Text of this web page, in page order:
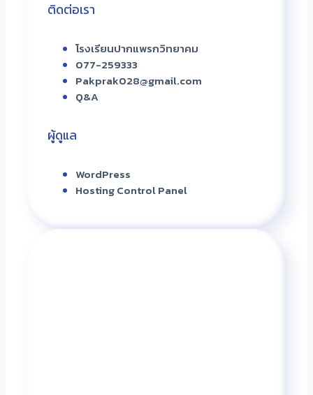
ติดต่อเรา
โรงเรียนปากแพรกวิทยาคม
077-259333
Pakprak028@gmail.com
Q&A
ผู้ดูแล
WordPress
Hosting Control Panel